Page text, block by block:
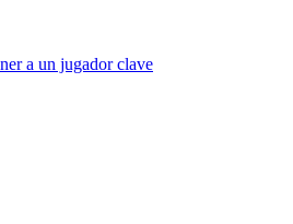
a un jugador clave